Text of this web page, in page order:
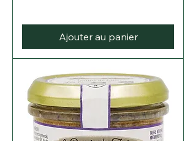
Ajouter au panier